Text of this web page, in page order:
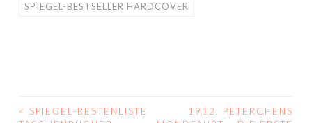
SPIEGEL-BESTSELLER HARDCOVER
<
SPIEGEL-BESTENLISTE
1912: PETERCHENS